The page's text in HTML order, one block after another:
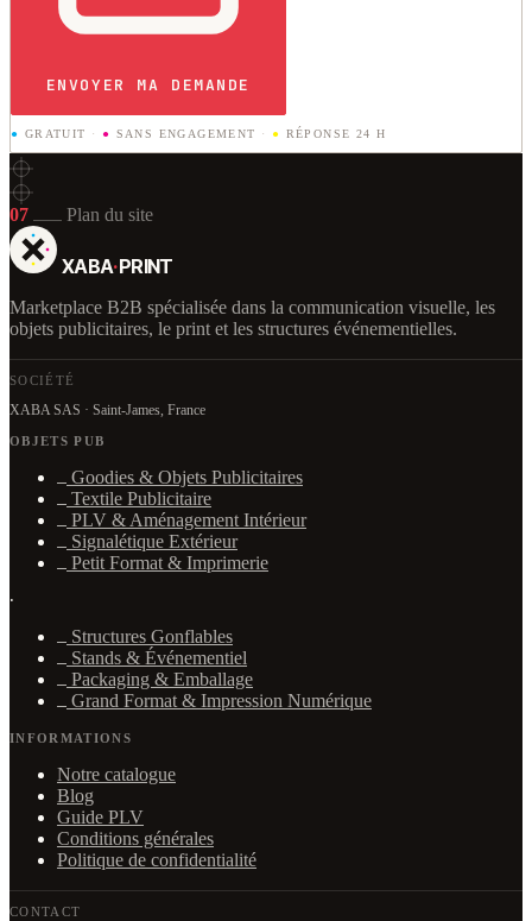
ENVOYER MA DEMANDE
● GRATUIT · ● SANS ENGAGEMENT · ● RÉPONSE 24 H
07 Plan du site
XABA·PRINT
Marketplace B2B spécialisée dans la communication visuelle, les
objets publicitaires, le print et les structures événementielles.
SOCIÉTÉ
XABA SAS · Saint-James, France
OBJETS PUB
Goodies & Objets Publicitaires
Textile Publicitaire
PLV & Aménagement Intérieur
Signalétique Extérieur
Petit Format & Imprimerie
·
Structures Gonflables
Stands & Événementiel
Packaging & Emballage
Grand Format & Impression Numérique
INFORMATIONS
Notre catalogue
Blog
Guide PLV
Conditions générales
Politique de confidentialité
CONTACT